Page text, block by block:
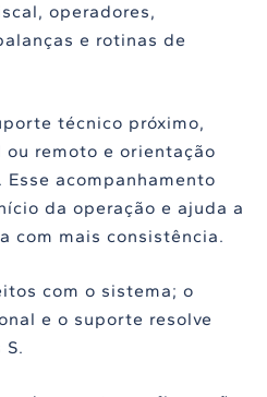
operadores,
e rotinas de
técnico próximo,
remoto e orientação
acompanhamento
da operação e ajuda a
com mais consistência.
com o sistema; o
e o suporte resolve